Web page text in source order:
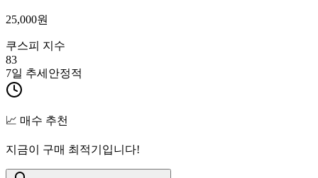
25,000원
쿠스피 지수
83
7일 추세 안정적
📈 매수 추천
지금이 구매 최적기입니다!